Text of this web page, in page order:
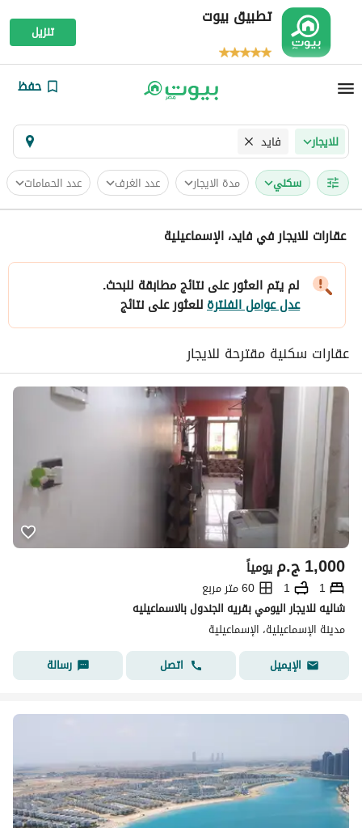
تطبيق بيوت
تنزيل
حفظ
للايجار فايد
سكني مدة الايجار عدد الغرف عدد الحمامات
عقارات للايجار في فايد، الإسماعيلية
لم يتم العثور على نتائج مطابقة للبحث.
عدل عوامل الفلترةللعثور على نتائج
عقارات سكنية مقترحة للايجار
ج.م1,000 يومياً
1
1
60 متر مربع
شاليه للايجار اليومي بقريه الجندول بالاسماعيليه
مدينة الإسماعيلية، الإسماعيلية
الإيميل
اتصل رسالة